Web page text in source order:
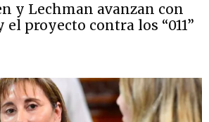
y Lechman avanzan con
proyecto contra los “011”